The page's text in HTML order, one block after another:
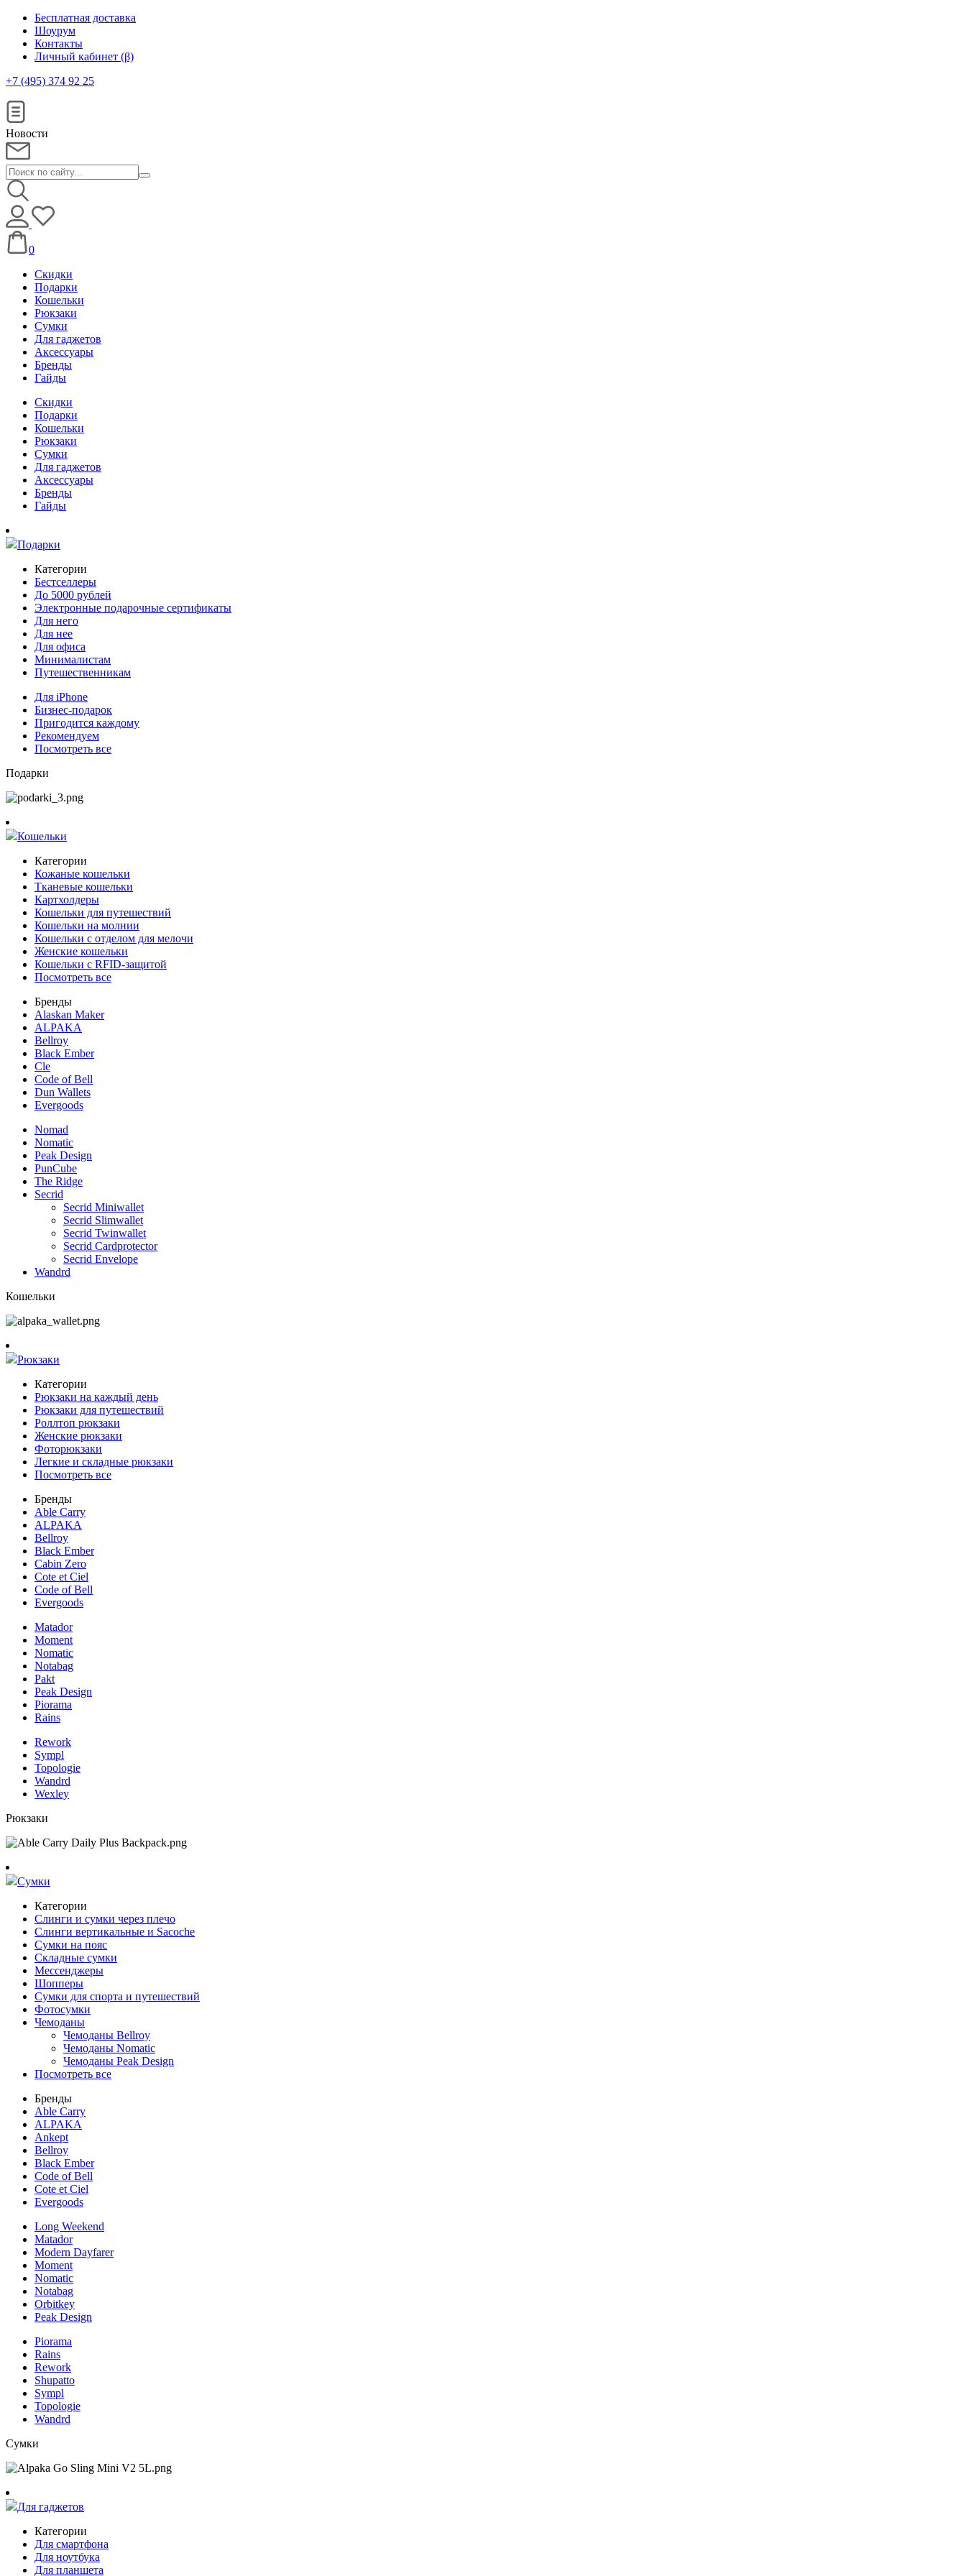
Бесплатная доставка
Шоурум
Контакты
Личный кабинет (β)
+7 (495) 374 92 25
Новости
0
Скидки
Подарки
Кошельки
Рюкзаки
Сумки
Для гаджетов
Аксессуары
Бренды
Гайды
Скидки
Подарки
Кошельки
Рюкзаки
Сумки
Для гаджетов
Аксессуары
Бренды
Гайды
Подарки
Категории
Бестселлеры
До 5000 рублей
Электронные подарочные сертификаты
Для него
Для нее
Для офиса
Минималистам
Путешественникам
Для iPhone
Бизнес-подарок
Пригодится каждому
Рекомендуем
Посмотреть все
Подарки
Кошельки
Категории
Кожаные кошельки
Тканевые кошельки
Картхолдеры
Кошельки для путешествий
Кошельки на молнии
Кошельки с отделом для мелочи
Женские кошельки
Кошельки с RFID-защитой
Посмотреть все
Бренды
Alaskan Maker
ALPAKA
Bellroy
Black Ember
Cle
Code of Bell
Dun Wallets
Evergoods
Nomad
Nomatic
Peak Design
PunCube
The Ridge
Secrid
Secrid Miniwallet
Secrid Slimwallet
Secrid Twinwallet
Secrid Cardprotector
Secrid Envelope
Wandrd
Кошельки
Рюкзаки
Категории
Рюкзаки на каждый день
Рюкзаки для путешествий
Роллтоп рюкзаки
Женские рюкзаки
Фоторюкзаки
Легкие и складные рюкзаки
Посмотреть все
Бренды
Able Carry
ALPAKA
Bellroy
Black Ember
Cabin Zero
Cote et Ciel
Code of Bell
Evergoods
Matador
Moment
Nomatic
Notabag
Pakt
Peak Design
Piorama
Rains
Rework
Sympl
Topologie
Wandrd
Wexley
Рюкзаки
Сумки
Категории
Слинги и сумки через плечо
Слинги вертикальные и Sacoche
Сумки на пояс
Складные сумки
Мессенджеры
Шопперы
Сумки для спорта и путешествий
Фотосумки
Чемоданы
Чемоданы Bellroy
Чемоданы Nomatic
Чемоданы Peak Design
Посмотреть все
Бренды
Able Carry
ALPAKA
Ankept
Bellroy
Black Ember
Code of Bell
Cote et Ciel
Evergoods
Long Weekend
Matador
Modern Dayfarer
Moment
Nomatic
Notabag
Orbitkey
Peak Design
Piorama
Rains
Rework
Shupatto
Sympl
Topologie
Wandrd
Сумки
Для гаджетов
Категории
Для смартфона
Для ноутбука
Для планшета